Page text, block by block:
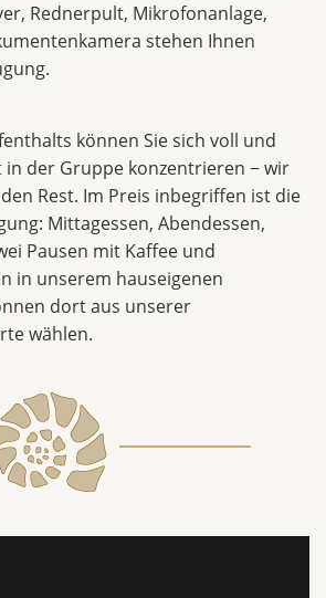
Rednerpult, Mikrofonanlage,
stehen Ihnen
können Sie sich voll und
in der Gruppe konzentrieren − wir
Rest. Im Preis inbegriffen ist die
Mittagessen, Abendessen,
Pausen mit Kaffee und
in unserem hauseigenen
dort aus unserer
wählen.